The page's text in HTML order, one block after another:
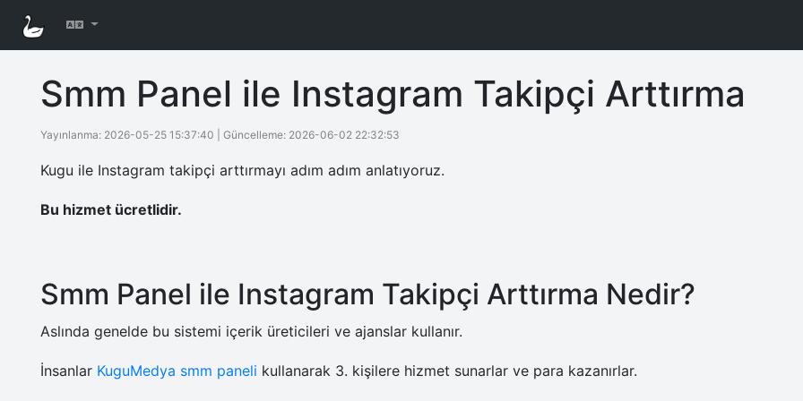
Smm Panel ile Instagram Takipçi Arttırma
Yayınlanma: 2026-05-25 15:37:40 | Güncelleme: 2026-06-02 22:32:53
Kugu ile Instagram takipçi arttırmayı adım adım anlatıyoruz.
Bu hizmet ücretlidir.
Smm Panel ile Instagram Takipçi Arttırma Nedir?
Aslında genelde bu sistemi içerik üreticileri ve ajanslar kullanır.
İnsanlar KuguMedya smm paneli kullanarak 3. kişilere hizmet sunarlar ve para kazanırlar.